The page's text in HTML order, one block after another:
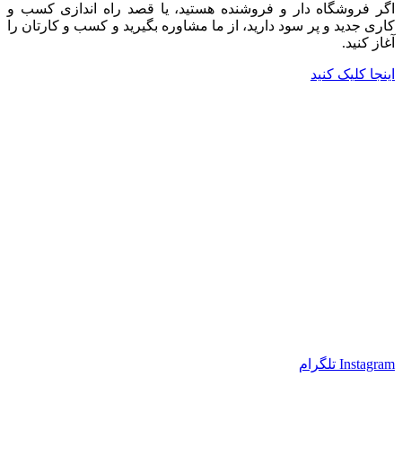
اگر فروشگاه دار و فروشنده هستید، یا قصد راه اندازی کسب و
کاری جدید و پر سود دارید، از ما مشاوره بگیرید و کسب و کارتان را
آغاز کنید.
اینجا کلیک کنید
Instagram تلگرام